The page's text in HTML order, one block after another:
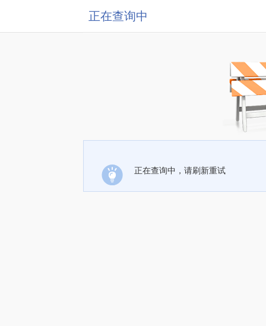
正在查询中
正在查询中，请刷新重试